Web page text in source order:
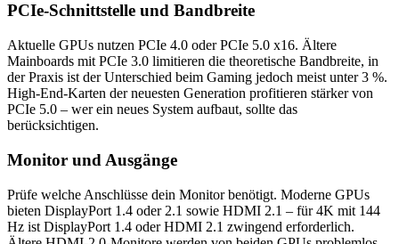
PCIe-Schnittstelle und Bandbreite
Aktuelle GPUs nutzen PCIe 4.0 oder PCIe 5.0 x16. Ältere
Mainboards mit PCIe 3.0 limitieren die theoretische Bandbreite, in
der Praxis ist der Unterschied beim Gaming jedoch meist unter 3 %.
High-End-Karten der neuesten Generation profitieren stärker von
PCIe 5.0 – wer ein neues System aufbaut, sollte das
berücksichtigen.
Monitor und Ausgänge
Prüfe welche Anschlüsse dein Monitor benötigt. Moderne GPUs
bieten DisplayPort 1.4 oder 2.1 sowie HDMI 2.1 – für 4K mit 144
Hz ist DisplayPort 1.4 oder HDMI 2.1 zwingend erforderlich.